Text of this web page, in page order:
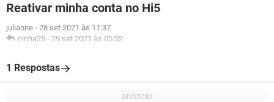
Reativar minha conta no Hi5
julianne - 28 set 2021 às 11:37
ninha25 - 29 set 2021 às 05:52
1 Respostas